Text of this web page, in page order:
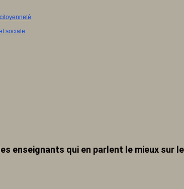
sociale
enseignants qui en parlent le mieux sur